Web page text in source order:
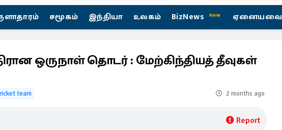
சமூகம் இந்தியா உலகம் BizNews New ஏனையவை
ஒருநாள் தொடர் : மேற்கிந்தியத் தீவுகள்
team 2 months ago
Report